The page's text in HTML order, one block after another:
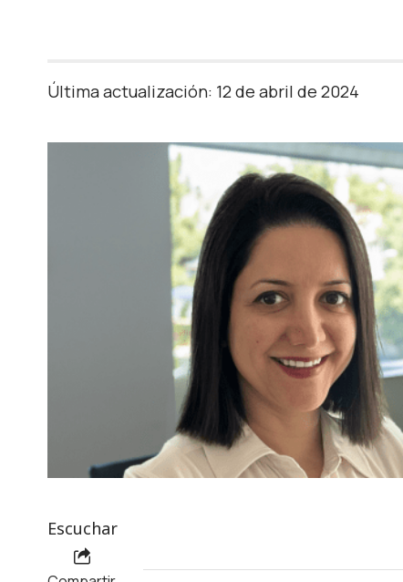
Última actualización: 12 de abril de 2024
Escuchar